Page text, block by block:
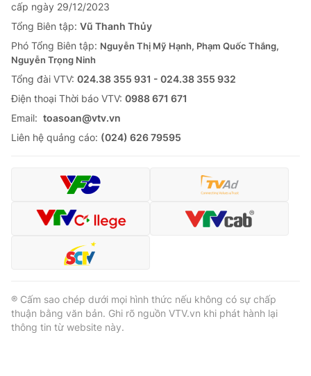
Theo dõi báo trên
Cơ quan chủ quản:
Cơ quan báo chí:Thời báo VTV
Giấy phép hoạt động báo in và báo điện tử số 483/GP-BTTTT
cấp ngày 29/12/2023
Tổng Biên tập:Vũ Thanh Thủy
Tổng đài VTV:024.38 355 931 - 024.38 355 932
Ðiện thoại Thời báo VTV:
toasoan@vtv.vn
Liên hệ quảng cáo:
cấp ngày 29/12/2023
Tổng Biên tập: Vũ Thanh Thủy
Phó Tổng Biên tập: Nguyễn Thị Mỹ Hạnh, Phạm Quốc Thắng,
Nguyễn Trọng Ninh
Tổng đài VTV: 024.38 355 931 - 024.38 355 932
Ðiện thoại Thời báo VTV: 0988 671 671
Email: toasoan@vtv.vn
Liên hệ quảng cáo: (024) 626 79595
® Cấm sao chép dưới mọi hình thức nếu không có sự chấp
thuận bằng văn bản. Ghi rõ nguồn VTV.vn khi phát hành lại
thông tin từ website này.